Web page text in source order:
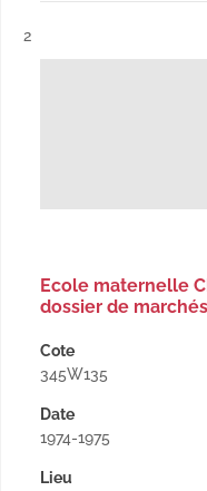
Résultat n°
2
Ecole maternelle
dossier de
Cote
345W135
Date
1974-1975
Lieu